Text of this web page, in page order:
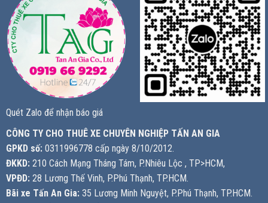
Quét Zalo để nhận báo giá
CÔNG TY CHO THUÊ XE CHUYÊN NGHIỆP TẤN AN GIA
GPKD số: 0311996778 cấp ngày 8/10/2012.
ĐKKD: 210 Cách Mạng Tháng Tám, P.Nhiêu Lộc , TP>HCM,
VPĐD: 28 Lương Thế Vinh, P.Phú Thạnh, TP.HCM.
Bãi xe Tấn An Gia: 35 Lương Minh Nguyệt, P.Phú Thạnh, TP.HCM.